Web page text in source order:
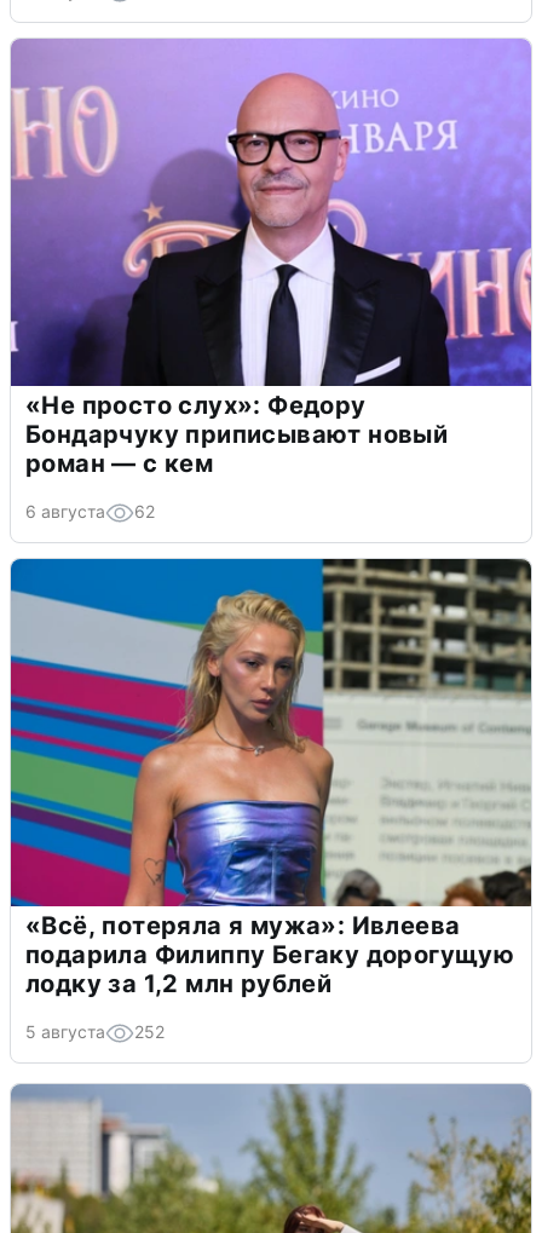
«Не просто слух»: Федору
Бондарчуку приписывают новый
роман — с кем
6 августа 62
«Всё, потеряла я мужа»: Ивлеева
подарила Филиппу Бегаку дорогущую
лодку за 1,2 млн рублей
5 августа 252